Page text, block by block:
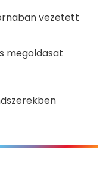
vezetett
megoldasat